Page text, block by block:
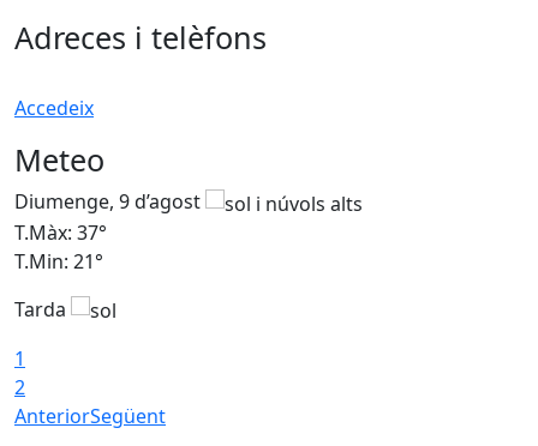
Adreces i telèfons
Accedeix
Meteo
Diumenge, 9 d’agost
T.Màx: 37°
T.Min: 21°
Tarda
1
2
AnteriorSegüent